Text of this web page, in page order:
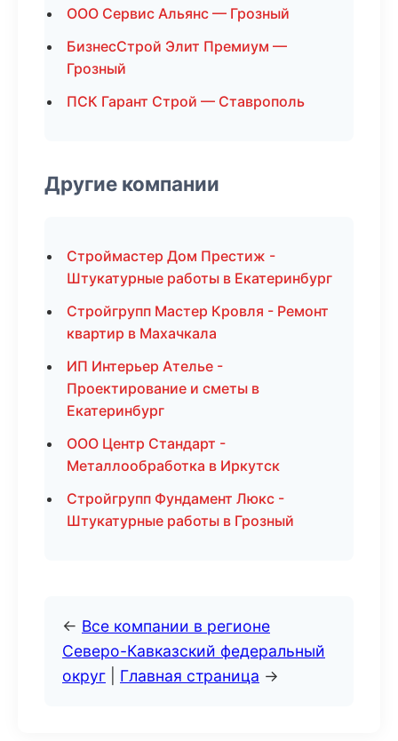
ООО Сервис Альянс — Грозный
БизнесСтрой Элит Премиум —
Грозный
ПСК Гарант Строй — Ставрополь
Другие компании
Строймастер Дом Престиж -
Штукатурные работы в Екатеринбург
Стройгрупп Мастер Кровля - Ремонт
квартир в Махачкала
ИП Интерьер Ателье -
Проектирование и сметы в
Екатеринбург
ООО Центр Стандарт -
Металлообработка в Иркутск
Стройгрупп Фундамент Люкс -
Штукатурные работы в Грозный
← Все компании в регионе
Северо-Кавказский федеральный
округ
Главная страница →